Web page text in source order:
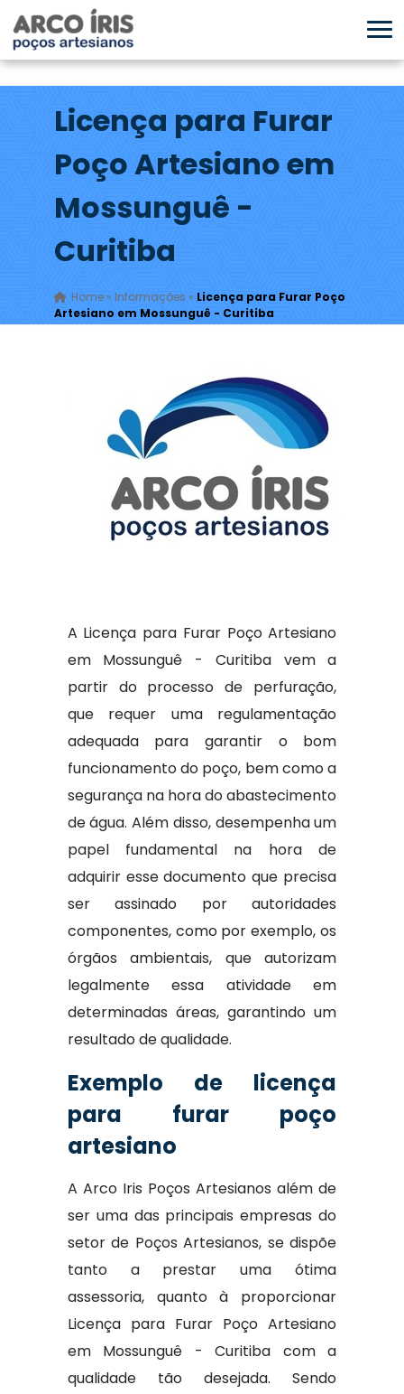
Licença para Furar
Poço Artesiano em
Mossunguê -
Curitiba
Home» Informações » Licença para Furar Poço
Artesiano em Mossunguê - Curitiba
A Licença para Furar Poço Artesiano
em Mossunguê - Curitiba vem a
partir do processo de perfuração,
que requer uma regulamentação
adequada para garantir o bom
funcionamento do poço, bem como a
segurança na hora do abastecimento
de água. Além disso, desempenha um
papel fundamental na hora de
adquirir esse documento que precisa
ser assinado por autoridades
componentes, como por exemplo, os
órgãos ambientais, que autorizam
legalmente essa atividade em
determinadas áreas, garantindo um
resultado de qualidade.
Exemplo de licença
para furar poço
artesiano
A Arco Iris Poços Artesianos além de
ser uma das principais empresas do
setor de Poços Artesianos, se dispõe
tanto a prestar uma ótima
assessoria, quanto à proporcionar
Licença para Furar Poço Artesiano
em Mossunguê - Curitiba com a
qualidade tão desejada. Sendo